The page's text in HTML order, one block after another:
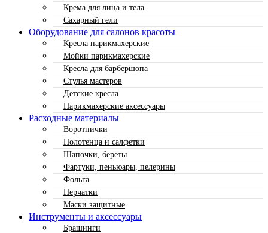
Крема для лица и тела
Сахарный гели
Оборудование для салонов красоты
Кресла парикмахерские
Мойки парикмахерские
Кресла для барбершопа
Стулья мастеров
Детские кресла
Парикмахерские аксессуары
Расходные материалы
Воротнички
Полотенца и салфетки
Шапочки, береты
Фартуки, пеньюары, пелерины
Фольга
Перчатки
Маски защитные
Инструменты и аксессуары
Брашинги